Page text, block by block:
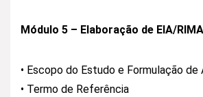
Módulo 5 – Elaboração de EIA/RIMA
• Escopo do Estudo e Formulação
• Termo de Referência